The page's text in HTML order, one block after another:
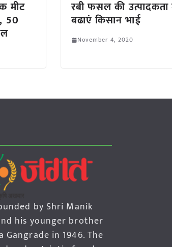
मीट
50
रबी फसल की
बढाएं किसान भाई
November 4, 2020
by Shri Manik
his younger brother
Gangrade in 1946. The